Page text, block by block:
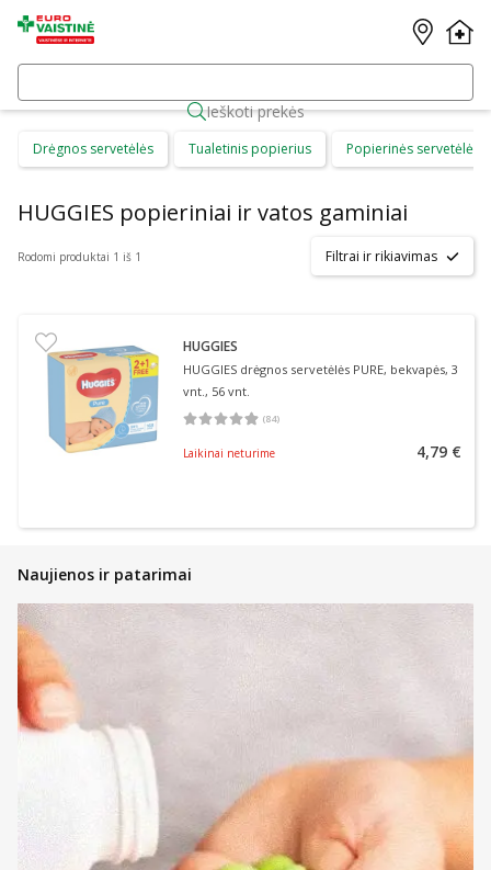
Ieškoti prekės
Drėgnos servetėlės Tualetinis popierius Popierinės servetėlės
HUGGIES popieriniai ir vatos gaminiai
Rodomi produktai 1 iš 1 Filtrai ir rikiavimas
HUGGIES
HUGGIES drėgnos servetėlės PURE, bekvapės, 3
vnt., 56 vnt.
(84)
Vidutinis įvertinimas 4.88
Laikinai neturime 4,79 €
Naujienos ir patarimai